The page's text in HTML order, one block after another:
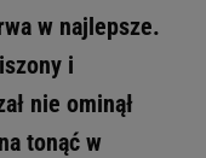
w najlepsze.
i
nie ominął
tonąć w